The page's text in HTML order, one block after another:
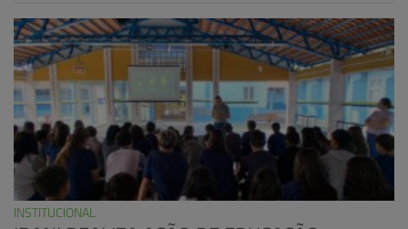
INSTITUCIONAL